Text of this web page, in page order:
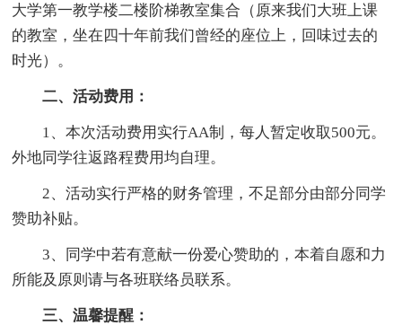
大学第一教学楼二楼阶梯教室集合（原来我们大班上课
的教室，坐在四十年前我们曾经的座位上，回味过去的
时光）。
二、活动费用：
1、本次活动费用实行AA制，每人暂定收取500元。
外地同学往返路程费用均自理。
2、活动实行严格的财务管理，不足部分由部分同学
赞助补贴。
3、同学中若有意献一份爱心赞助的，本着自愿和力
所能及原则请与各班联络员联系。
三、温馨提醒：